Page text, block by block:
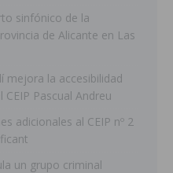
sinfónico de la
de Alicante en Las
mejora la accesibilidad
Pascual Andreu
adicionales al CEIP nº 2
un grupo criminal